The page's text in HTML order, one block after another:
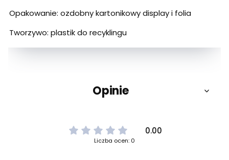
Opakowanie: ozdobny kartonikowy display i folia
Tworzywo: plastik do recyklingu
Opinie
0.00
Liczba ocen: 0